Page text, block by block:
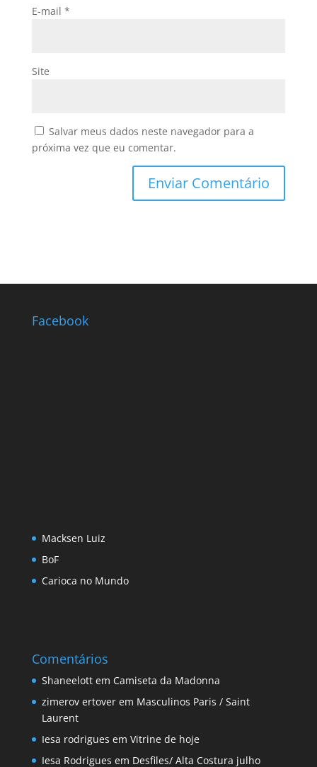
E-mail *
Site
Salvar meus dados neste navegador para a
próxima vez que eu comentar.
Facebook
Macksen Luiz
BoF
Carioca no Mundo
Comentários
Shaneelottem Camiseta da Madonna
zimerov ertoverem Masculinos Paris / Saint
Laurent
Iesa rodrigues em Vitrine de hoje
Iesa Rodrigues em Desfiles/ Alta Costura julho